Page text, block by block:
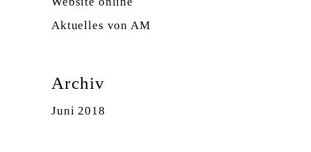
Aktuelles von AM
Archiv
Juni 2018